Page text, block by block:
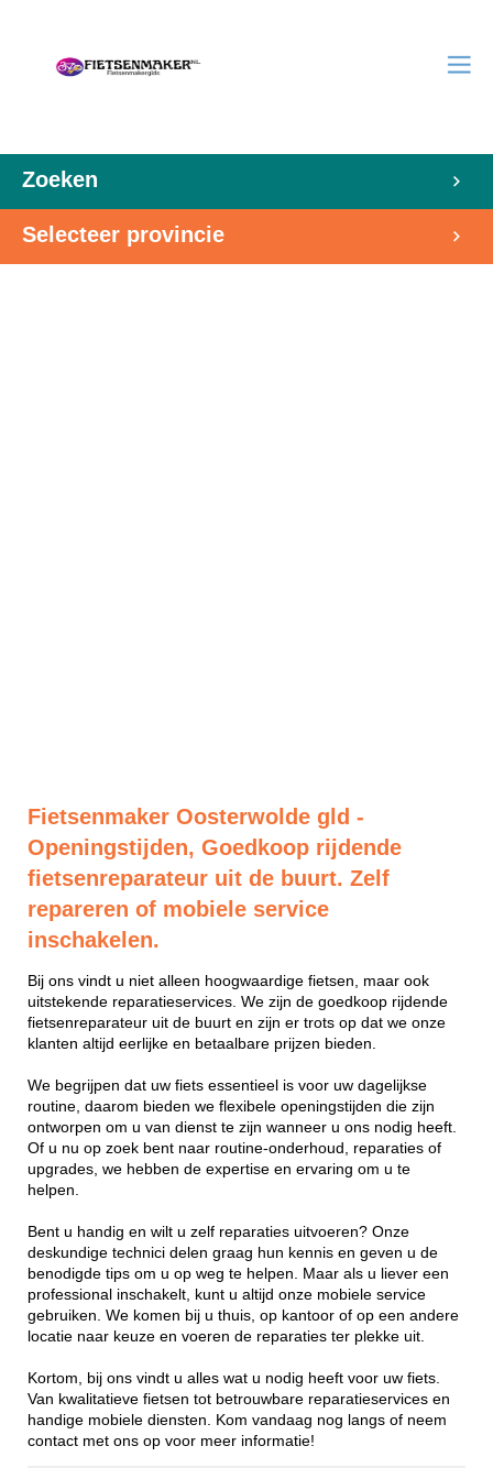
Zoeken
Selecteer provincie
Fietsenmaker Oosterwolde gld -
Openingstijden, Goedkoop rijdende
fietsenreparateur uit de buurt. Zelf
repareren of mobiele service
inschakelen.
Bij ons vindt u niet alleen hoogwaardige fietsen, maar ook
uitstekende reparatieservices. We zijn de goedkoop rijdende
fietsenreparateur uit de buurt en zijn er trots op dat we onze
klanten altijd eerlijke en betaalbare prijzen bieden.
We begrijpen dat uw fiets essentieel is voor uw dagelijkse
routine, daarom bieden we flexibele openingstijden die zijn
ontworpen om u van dienst te zijn wanneer u ons nodig heeft.
Of u nu op zoek bent naar routine-onderhoud, reparaties of
upgrades, we hebben de expertise en ervaring om u te
helpen.
Bent u handig en wilt u zelf reparaties uitvoeren? Onze
deskundige technici delen graag hun kennis en geven u de
benodigde tips om u op weg te helpen. Maar als u liever een
professional inschakelt, kunt u altijd onze mobiele service
gebruiken. We komen bij u thuis, op kantoor of op een andere
locatie naar keuze en voeren de reparaties ter plekke uit.
Kortom, bij ons vindt u alles wat u nodig heeft voor uw fiets.
Van kwalitatieve fietsen tot betrouwbare reparatieservices en
handige mobiele diensten. Kom vandaag nog langs of neem
contact met ons op voor meer informatie!